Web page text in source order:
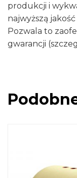
produkcji i
najwyższą
Pozwala to
gwarancji